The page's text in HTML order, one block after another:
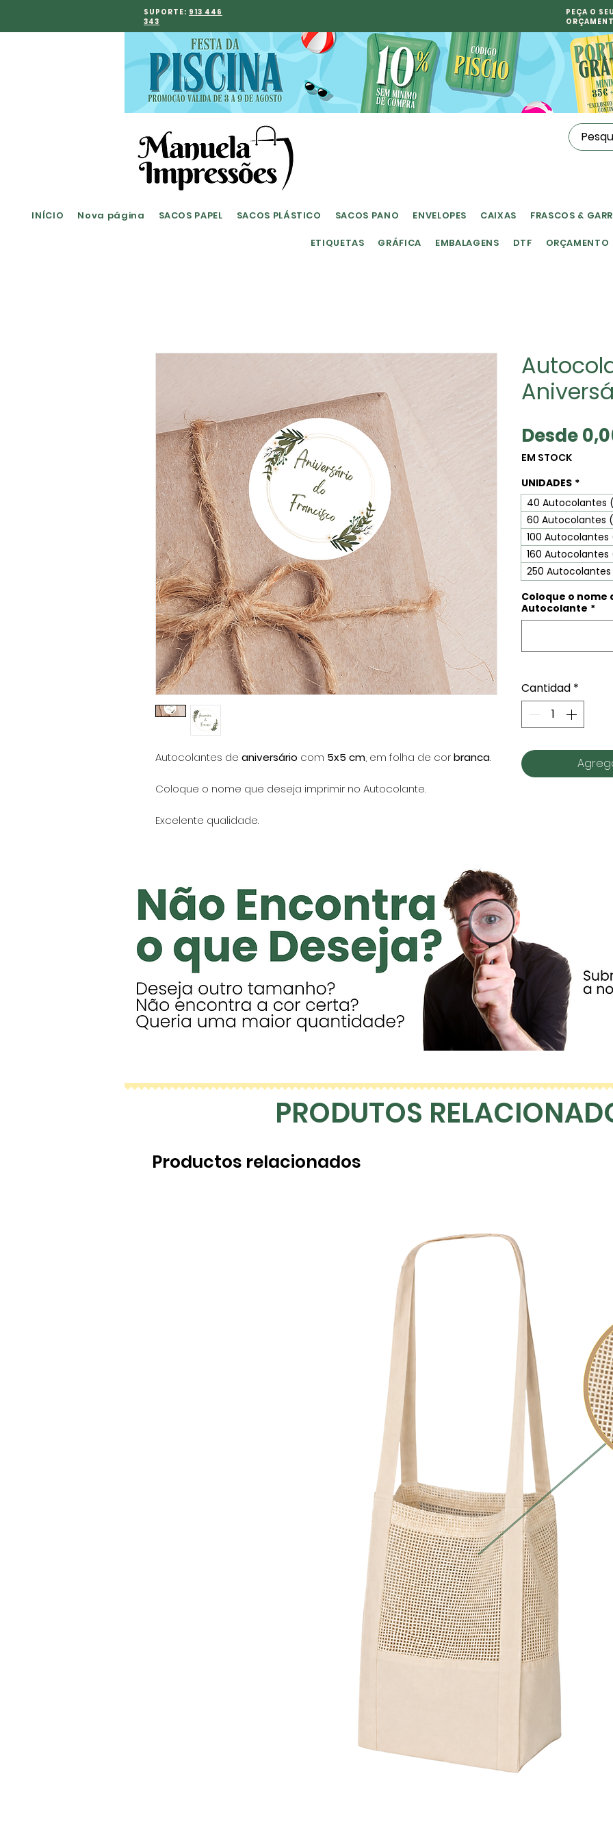
SUPORTE: 913 446
343
PEÇA O SEU
INÍCIO Nova página SACOS PAPEL SACOS PLÁSTICO SACOS PANO ENVELOPES CAIXAS FRASCOS &
ETIQUETAS GRÁFICA EMBALAGENS DTF ORÇAMENTO
Autocolantes de aniversário com 5x5 cm, em folha de corbranca.
Coloque o nome que deseja imprimir no Autocolante.
Excelente qualidade.
Desde
EM STOCK
UNIDADES *
40 Autocolantes
60 Autocolantes
100 Autocolantes
160
250
Coloque o nome
Autocolante *
Cantidad *
PRODUTOS
Productos relacionados